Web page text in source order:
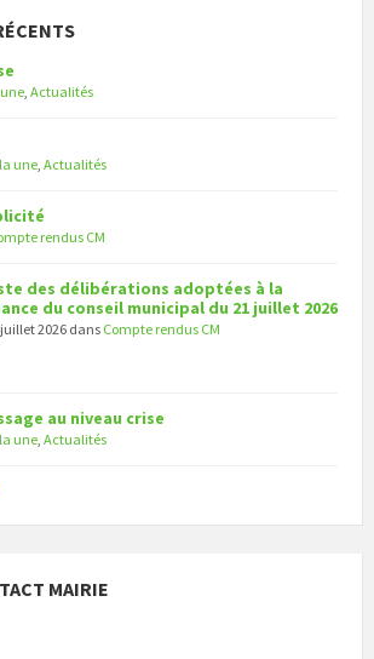
Actualités
une Actualités
rendus CM
des délibérations adoptées à la
du conseil municipal du 21 juillet 2026
2026 dans Compte rendus CM
au niveau crise
une Actualités
MAIRIE